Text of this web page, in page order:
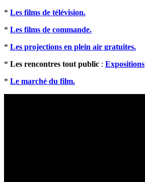
* Les films de télévision.
* Les films de commande.
* Les projections en plein air gratuites.
* Les rencontres tout public : Expositions
* Le marché du film.